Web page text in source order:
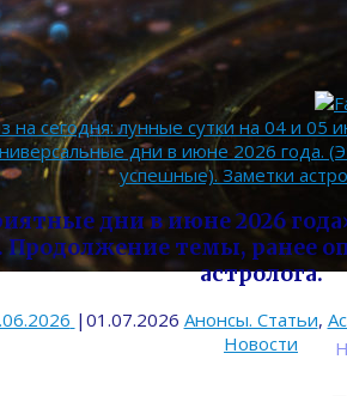
на сегодня: лунные сутки на 04 и 05
дни в июне 2026 года.
успешные). Заметки
дни в июне 2026
Продолжение темы, ранее
астролога.
| 01.07.2026 Анонсы. Статьи,
Новости